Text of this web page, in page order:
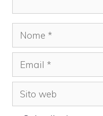
Nome
Email
Sito
web